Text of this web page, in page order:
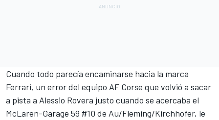
Cuando todo parecía encaminarse hacia la marca
Ferrari, un error del equipo AF Corse que volvió a sacar
a pista a Alessio Rovera justo cuando se acercaba el
McLaren-Garage 59 #10 de Au/Fleming/Kirchhofer, le